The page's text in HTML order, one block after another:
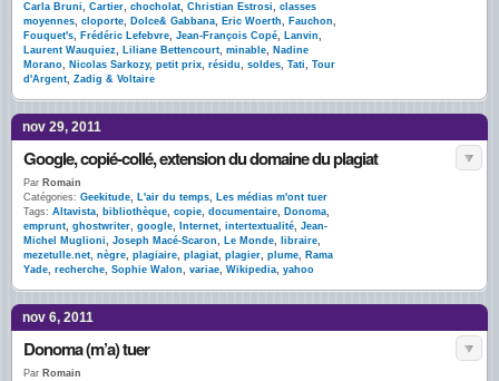
Carla Bruni, Cartier, chocholat, Christian Estrosi, classes
moyennes, cloporte, Dolce& Gabbana, Eric Woerth, Fauchon,
Fouquet's, Frédéric Lefebvre, Jean-François Copé, Lanvin,
Laurent Wauquiez, Liliane Bettencourt, minable, Nadine
Morano, Nicolas Sarkozy, petit prix, résidu, soldes, Tati, Tour
d'Argent, Zadig & Voltaire
nov 29, 2011
Google, copié-collé, extension du domaine du plagiat
Par Romain
Catégories: Geekitude, L'air du temps, Les médias m'ont tuer
Tags: Altavista, bibliothèque, copie, documentaire, Donoma,
emprunt, ghostwriter, google, Internet, intertextualité, Jean-
Michel Muglioni, Joseph Macé-Scaron, Le Monde, libraire,
mezetulle.net, nègre, plagiaire, plagiat, plagier, plume, Rama
Yade, recherche, Sophie Walon, variae, Wikipedia, yahoo
nov 6, 2011
Donoma (m’a) tuer
Par Romain